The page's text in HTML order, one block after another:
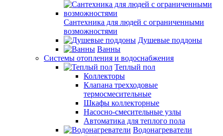
Сантехника для людей с ограниченными
возможностями
Душевые поддоны
Ванны
Системы отопления и водоснабжения
Теплый пол
Коллекторы
Клапана трехходовые
термосмесительные
Шкафы коллекторные
Насосно-смесительные узлы
Автоматика для теплого пола
Водонагреватели